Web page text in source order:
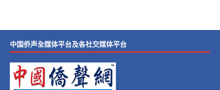
中国侨声全媒体平台及各社交媒体平台